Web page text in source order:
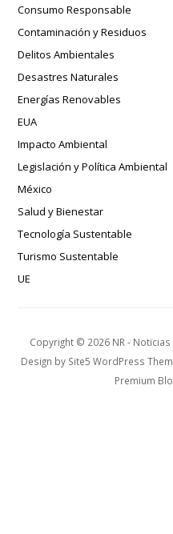
Consumo Responsable
Contaminación y Residuos
Delitos Ambientales
Desastres Naturales
Energías Renovables
EUA
Impacto Ambiental
Legislación y Política Ambiental
México
Salud y Bienestar
Tecnología Sustentable
Turismo Sustentable
UE
Copyright © 2026 NR -
Design by Site5 WordPress
Premium